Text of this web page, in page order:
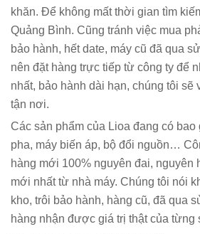
khăn. Để không mất thời gian tìm
Quảng Bình. Cũng tránh việc mua
bảo hành, hết date, máy cũ đã qua
nên đặt hàng trực tiếp từ công ty để
nhất, bảo hành dài hạn, chúng tôi sẽ
tận nơi.
Các sản phẩm của Lioa đang có bao
pha, máy biến áp, bộ đổi nguồn…
hàng mới 100% nguyên đai, nguyên
mới nhất từ nhà máy. Chúng tôi nói
kho, trôi bảo hành, hàng cũ, đã qua
hàng nhận được giá trị thật của từng